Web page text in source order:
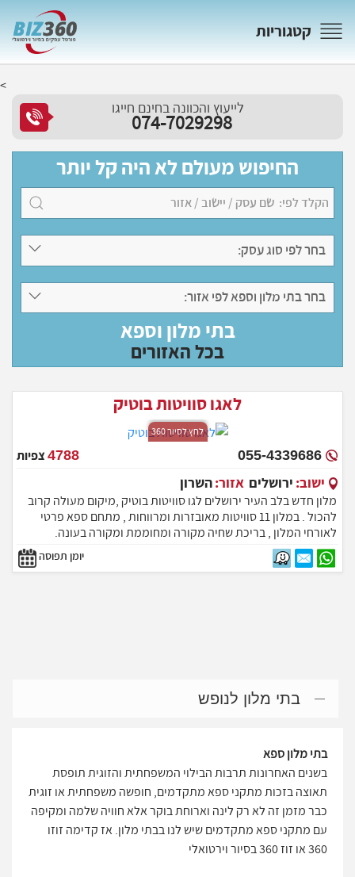
<
קטגוריות
לייעוץ והכוונה בחינם חייגו
074-7029298
החיפוש מעולם לא היה קל יותר
בחר לפי סוג עסק:
בחר בתי מלון וספא לפי אזור:
בתי מלון וספא
בכל האזורים
לאגו סוויטות בוטיק
לחץ לסיור 360
055-4339686
4788צפיות
ישוב: ירושלים אזור:השרון
מלון חדש בלב העיר ירושלים לגו סוויטות בוטיק ,מיקום מעולה קרוב
להכול . במלון 11 סוויטות מאובזרות ומרווחות , מתחם ספא פרטי
לאורחי המלון , בריכת שחיה מקורה ומחוממת ומקורה בעונה.
סוויטות פרטיות עם גקוזי פרטי פרטיות מוחלטת !! המתחם נמצא
קרוב למגוון אטרקציות ירושלמיות.
יומן תפוסה
בתי מלון לנופש
בתי מלון ספא
בשנים האחרונות תרבות הבילוי המשפחתית והזוגית תופסת
תאוצה בזכות מתקני ספא מתקדמים, חופשה משפחתית או זוגית
כבר מזמן זה לא רק לינה וארוחת בוקר אלא חוויה שלמה ומקיפה
עם מתקני ספא מתקדמים שיש לנו בבתי מלון. אז קדימה זוזו
360 או זוז 360 בסיור וירטואלי